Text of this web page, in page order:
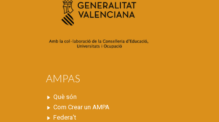
AMPAS
Què són
Com Crear un AMPA
Federa’t